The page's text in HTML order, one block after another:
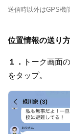
送信時以外はGPS機
位置情報の送り方
１．
トーク画面
をタップ。